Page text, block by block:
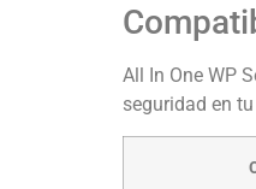
All In One WP
seguridad en